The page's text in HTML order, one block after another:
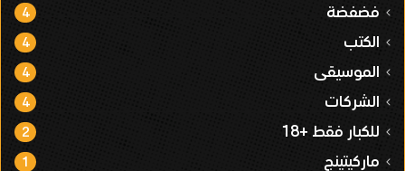
فضفضة 4
الكتب 4
الموسيقى 4
الشركات 4
للكبار فقط +18 2
ماركيتينج 1